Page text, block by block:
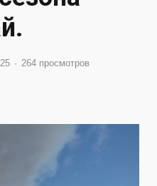
264 просмотров